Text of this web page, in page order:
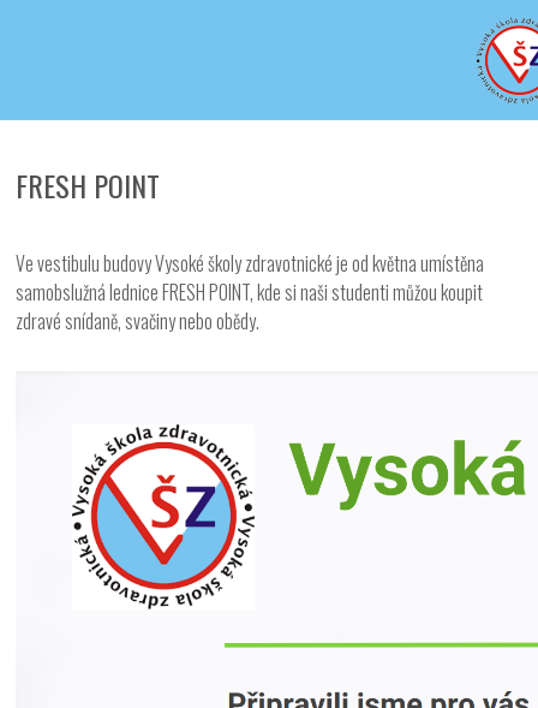
FRESH POINT
Ve vestibulu budovy Vysoké školy zdravotnické je od května umístěna
samobslužná lednice FRESH POINT, kde si naši studenti můžou koupit
zdravé snídaně, svačiny nebo obědy.